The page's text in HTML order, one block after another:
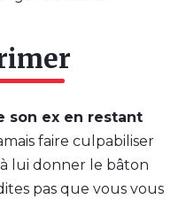
son ex en restant
faire culpabiliser
lui donner le bâton
pas que vous vous